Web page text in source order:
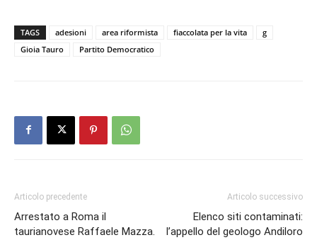
TAGS adesioni area riformista fiaccolata per la vita
g
Gioia Tauro
Partito Democratico
Articolo precedente
Arrestato a Roma il
taurianovese Raffaele Mazza.
Articolo successivo
Elenco siti contaminati:
l’appello del geologo Andiloro